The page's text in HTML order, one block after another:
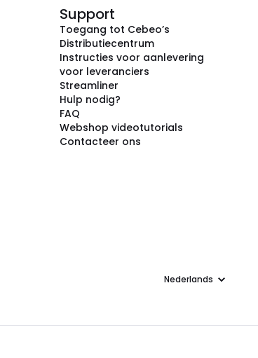
Support
Toegang tot Cebeo’s
Distributiecentrum
Instructies voor aanlevering
voor leveranciers
Streamliner
Hulp nodig?
FAQ
Webshop videotutorials
Contacteer ons
Taal